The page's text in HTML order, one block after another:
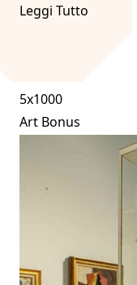
Leggi Tutto
5x1000
Art Bonus